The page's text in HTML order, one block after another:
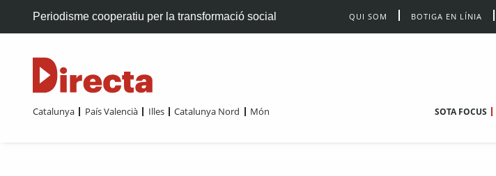
Periodisme cooperatiu per la transformació social QUI SOM BOTIGA EN LÍNIA
Catalunya País Valencià Illes Catalunya Nord Món SOTA FOCUS